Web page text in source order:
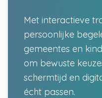
Met interactieve
persoonlijke
gemeentes en
om bewuste
schermtijd en
écht passen.